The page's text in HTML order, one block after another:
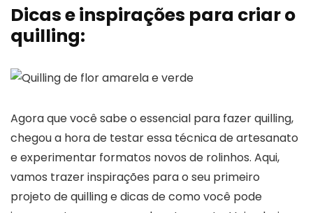
Dicas e inspirações para criar o
quilling:
Agora que você sabe o essencial para fazer quilling,
chegou a hora de testar essa técnica de artesanato
e experimentar formatos novos de rolinhos. Aqui,
vamos trazer inspirações para o seu primeiro
projeto de quilling e dicas de como você pode